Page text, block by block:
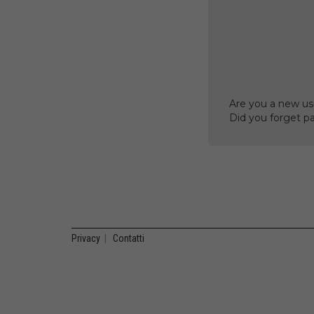
Are you a new
Did you forget
Privacy Contatti